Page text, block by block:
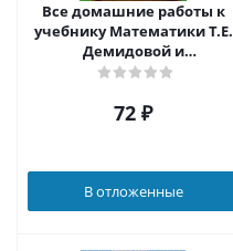
Все домашние работы к
учебнику Математики Т.Е.
Демидовой и
Информатике А.В.
Школа 2100. ФГОС
72 ₽
В отложенные